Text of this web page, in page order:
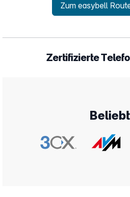
Zum easybell
Zertifizierte
Beliebt